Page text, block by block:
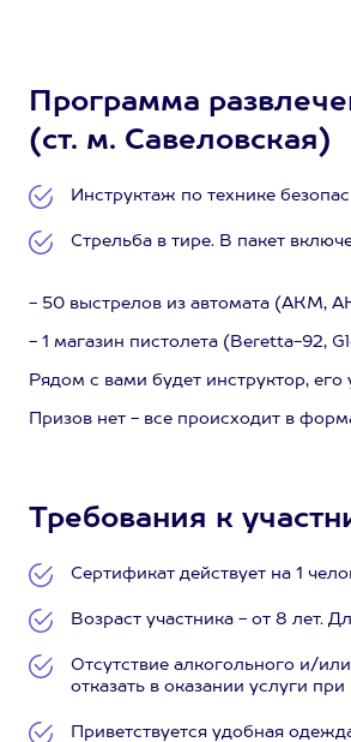
Программа
(ст. м. Савеловская)
Инструктаж по технике
Стрельба в тире. В пакет
- 50 выстрелов из автомата (АКМ,
- 1 магазин пистолета (Beretta-92,
Рядом с вами будет инструктор, его
Призов нет - все происходит в
Требования к
Сертификат действует на 1
Возраст участника - от 8 лет.
Отсутствие алкогольного и/
отказать в оказании услуги
Приветствуется удобная